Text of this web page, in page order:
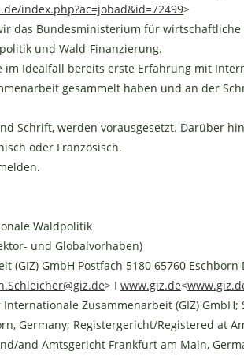
index.php?ac=jobad&id=72499>
das Bundesministerium für
und Wald-Finanzierung.
im Idealfall bereits erste Erfahrung mit
gesammelt haben und an der
Schrift, werden vorausgesetzt. Darüber
oder Französisch.
Waldpolitik
und Globalvorhaben)
GmbH Postfach 5180 65760 Eschborn
> I www.giz.de<
fuer Internationale Zusammenarbeit (GIZ)
Germany; Registergericht/Registered at
and Amtsgericht Frankfurt am Main,